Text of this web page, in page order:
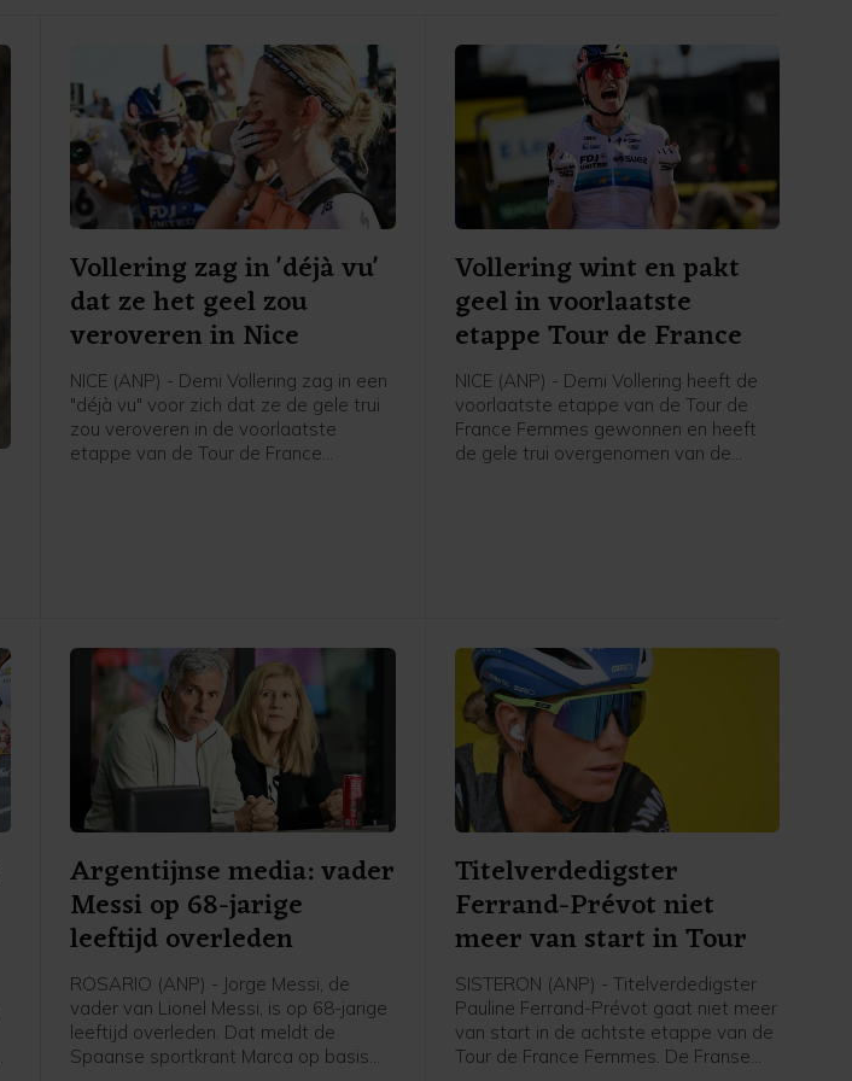
Vollering zag in 'déjà vu'
dat ze het geel zou
veroveren in Nice
NICE (ANP) - Demi Vollering zag in een
"déjà vu" voor zich dat ze de gele trui
zou veroveren in de voorlaatste
etappe van de Tour de France
seconden voorsprong op de Poolse
Kasia Niewiadoma.
Vollering wint en pakt
geel in voorlaatste
etappe Tour de France
NICE (ANP) - Demi Vollering heeft de
voorlaatste etappe van de Tour de
France Femmes gewonnen en heeft
de gele trui overgenomen van de
Longo Borghini tweede, voor
Niewiadoma.
Argentijnse media: vader
Messi op 68-jarige
leeftijd overleden
ROSARIO (ANP) - Jorge Messi, de
vader van Lionel Messi, is op 68-jarige
leeftijd overleden. Dat meldt de
Spaanse sportkrant Marca op basis
Titelverdedigster
Ferrand-Prévot niet
meer van start in Tour
SISTERON (ANP) - Titelverdedigster
Pauline Ferrand-Prévot gaat niet meer
van start in de achtste etappe van de
Tour de France Femmes. De Franse